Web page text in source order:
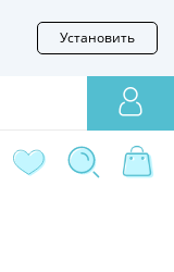
Установить